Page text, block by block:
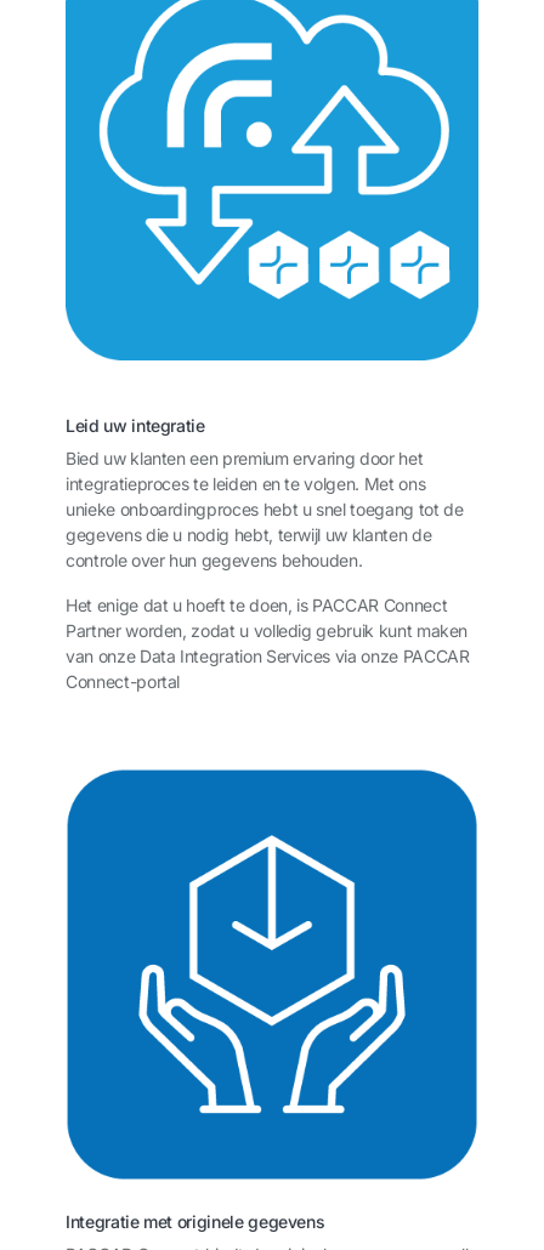
Leid uw integratie
Bied uw klanten een premium ervaring door het
integratieproces te leiden en te volgen. Met ons
unieke onboardingproces hebt u snel toegang tot de
gegevens die u nodig hebt, terwijl uw klanten de
controle over hun gegevens behouden.
Het enige dat u hoeft te doen, is PACCAR Connect
Partner worden, zodat u volledig gebruik kunt maken
van onze Data Integration Services via onze PACCAR
Connect-portal
Integratie met originele gegevens